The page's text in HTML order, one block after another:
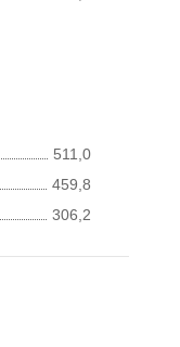
511,0
459,8
306,2